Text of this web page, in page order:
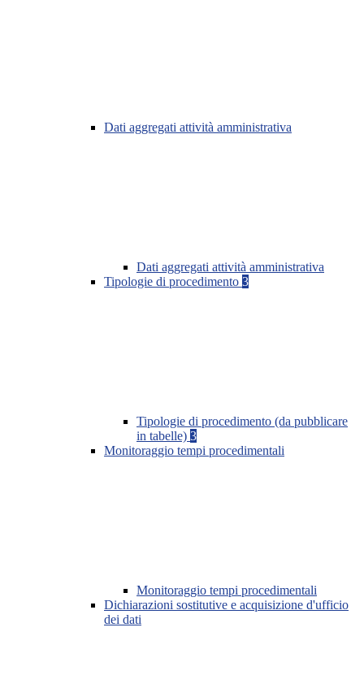
Dati aggregati attività amministrativa
Dati aggregati attività amministrativa
Tipologie di procedimento 3
Tipologie di procedimento (da pubblicare
in tabelle) 3
Monitoraggio tempi procedimentali
Monitoraggio tempi procedimentali
Dichiarazioni sostitutive e acquisizione d'ufficio
dei dati